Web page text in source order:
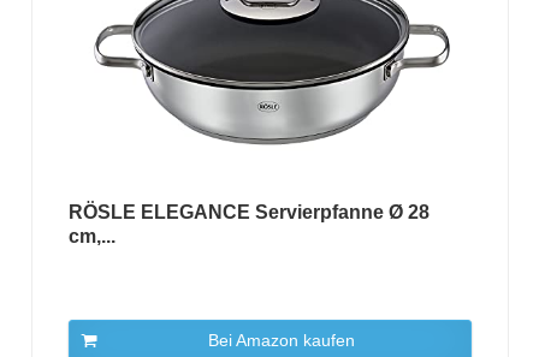
RÖSLE ELEGANCE Servierpfanne Ø 28
cm,...
Bei Amazon kaufen